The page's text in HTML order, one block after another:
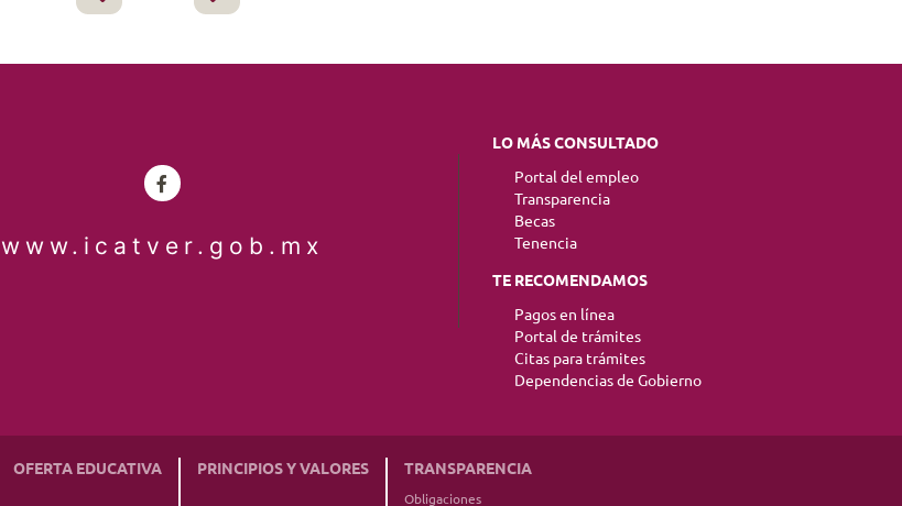
www.icatver.gob.mx
LO MÁS CONSULTADO
Portal del empleo
Transparencia
Becas
Tenencia
TE RECOMENDAMOS
Pagos en línea
Portal de trámites
Citas para trámites
Dependencias de Gobierno
OFERTA EDUCATIVA PRINCIPIOS Y VALORES TRANSPARENCIA
Obligaciones